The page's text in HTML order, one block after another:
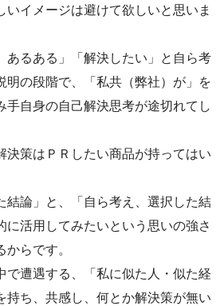
いイメージは避けて欲しいと思いま
あるある」「解決したい」と自ら考
明の段階で、「私共（弊社）が」を
手自身の自己解決思考が途切れてし
決策はＰＲしたい商品が持ってはい
結論」と、「自ら考え、選択した結
に活用してみたいという思いの強さ
らです。
で遭遇する、「私に似た人・似た経
持ち、共感し、何とか解決策が無い